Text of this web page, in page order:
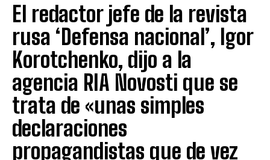
El redactor jefe de la revista
rusa ‘Defensa nacional’, Igor
Korotchenko, dijo a la
agencia RIA Novosti que se
trata de «unas simples
declaraciones
propagandistas que de vez